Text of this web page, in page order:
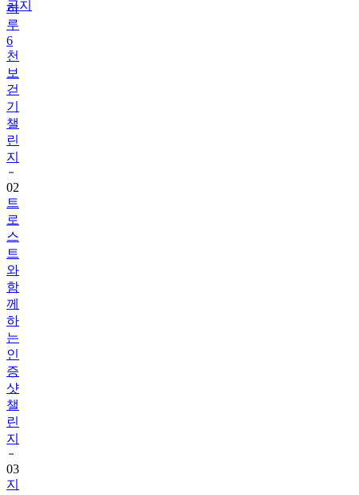
공지
하
루
6
천
보
걷
기
챌
린
지
02
트
로
스
트
와
함
께
하
는
인
증
샷
챌
린
지
03
지